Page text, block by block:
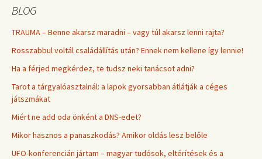
BLOG
TRAUMA – Benne akarsz maradni – vagy túl akarsz lenni rajta?
Rosszabbul voltál családállítás után? Ennek nem kellene így lennie!
Ha a férjed megkérdez, te tudsz neki tanácsot adni?
Tarot a tárgyalóasztalnál: a lapok gyorsabban átlátják a céges
játszmákat
Miért ne add oda önként a DNS-edet?
Mikor hasznos a panaszkodás? Amikor oldás lesz belőle
UFO-konferencián jártam – magyar tudósok, eltérítések és a